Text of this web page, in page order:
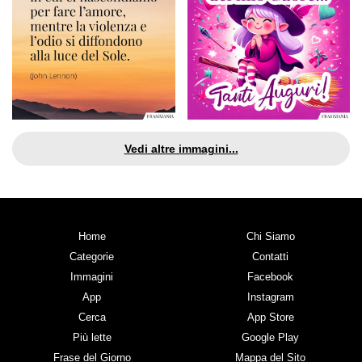
Vedi altre immagini...
Home
Categorie
Immagini
App
Cerca
Più lette
Frase del Giorno
Chi Siamo
Contatti
Facebook
Instagram
App Store
Google Play
Mappa del Sito